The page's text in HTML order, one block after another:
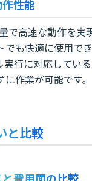
性能
で高速な動作を実
でも快適に使用で
実行に対応してい
作業が可能です。
と比較